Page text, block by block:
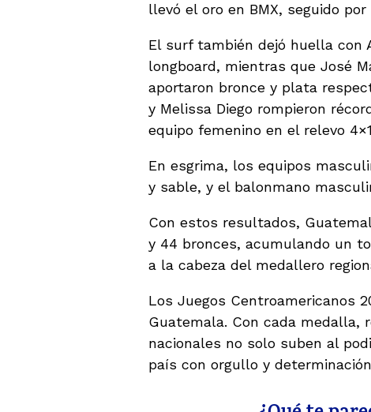
llevó el oro en BMX, seguido
El surf también dejó huella con
longboard, mientras que José
aportaron bronce y plata
y Melissa Diego rompieron
equipo femenino en el relevo
En esgrima, los equipos
y sable, y el balonmano
Con estos resultados,
y 44 bronces, acumulando un
a la cabeza del medallero
Los Juegos Centroamericanos
Guatemala. Con cada
nacionales no solo suben al
país con orgullo y